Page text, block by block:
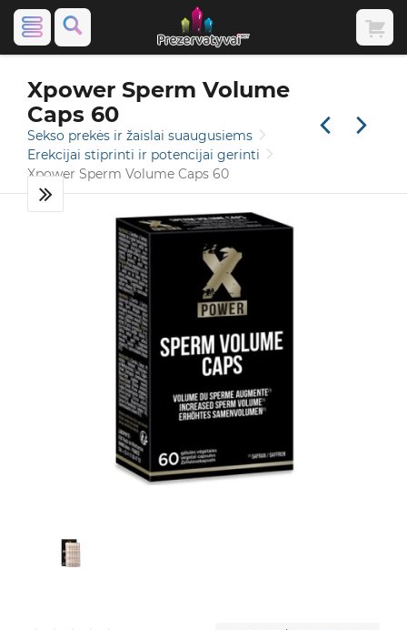
Xpower Sperm Volume
Caps 60
Sekso prekės ir žaislai suaugusiems
Erekcijai stiprinti ir potencijai gerinti
Xpower Sperm Volume Caps 60